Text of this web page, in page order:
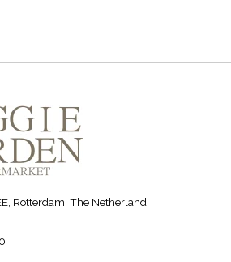
Rotterdam, The Netherland